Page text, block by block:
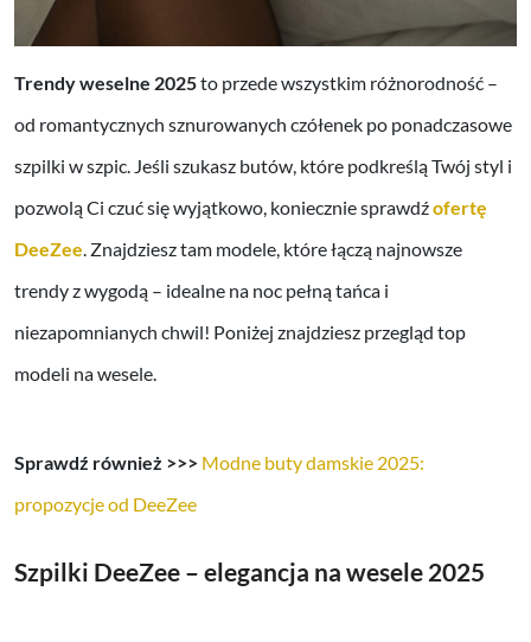
Trendy weselne 2025to przede wszystkim różnorodność –
od romantycznych sznurowanych czółenek po ponadczasowe
szpilki w szpic. Jeśli szukasz butów, które podkreślą Twój styl i
pozwolą Ci czuć się wyjątkowo, koniecznie sprawdźofertę
DeeZee . Znajdziesz tam modele, które łączą najnowsze
trendy z wygodą – idealne na noc pełną tańca i
niezapomnianych chwil! Poniżej znajdziesz przegląd top
modeli na wesele.
Sprawdź również >>> Modne buty damskie 2025:
propozycje od DeeZee
Szpilki DeeZee – elegancja na wesele 2025